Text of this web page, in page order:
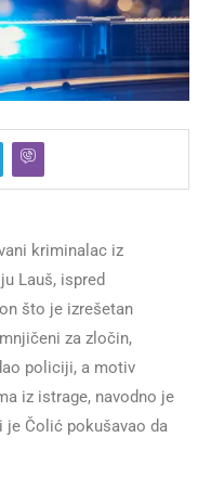
kriminalac iz
Lauš, ispred
što je izrešetan
za zločin,
policiji, a motiv
iz istrage, navodno je
Čolić pokušavao da